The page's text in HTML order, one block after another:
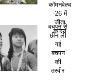
कॉमनवेल्थ
-26 में
जीता
कांस्य
बचपन से
छीन ली
गई
बचपन
की
तस्वीर